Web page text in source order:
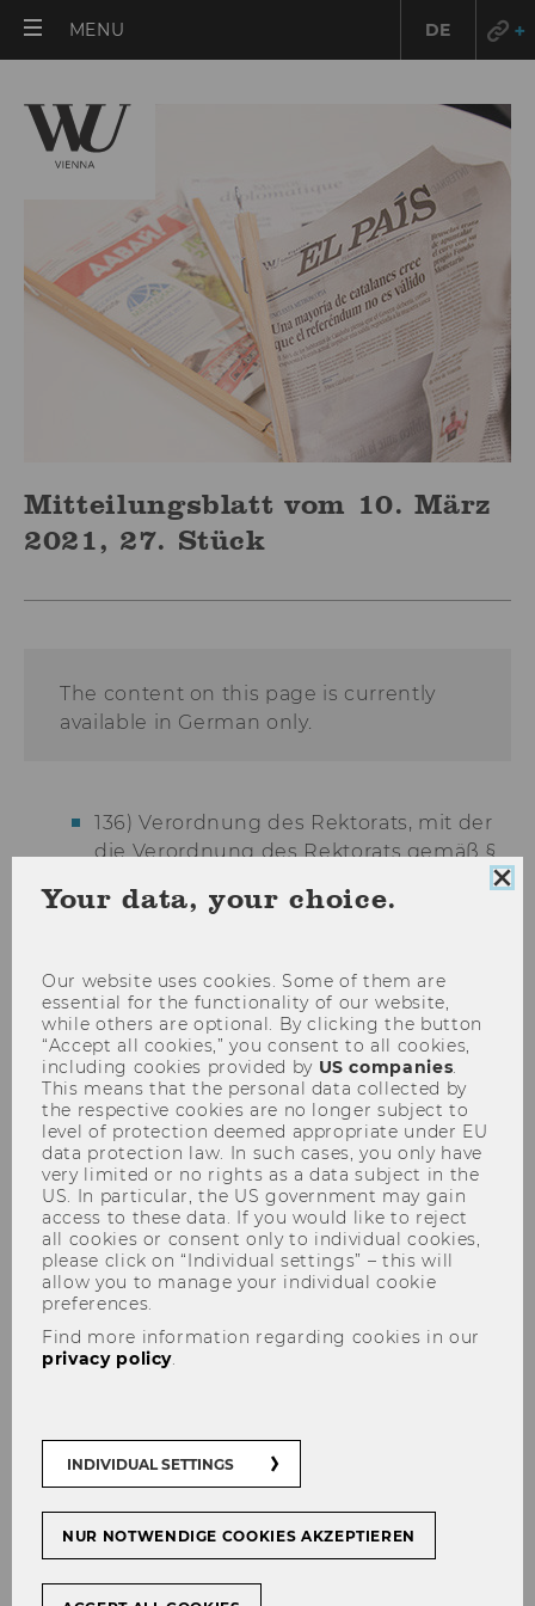
MENU DE
Mitteilungsblatt vom 10. März
2021, 27. Stück
The content on this page is currently
available in German only.
136) Verordnung des Rektorats, mit der
die Verordnung des Rektorats gemäß §
die Festsetzung von
137) Ausschreibung von Stellen für
wissenschaftliches Personal
138) Ausschreibung von Stellen für
allgemeines Personal
139) Ausschreibung von Stellen für
allgemeines Personal im Rahmen der
Initiative zur Inklusion von
Arbeitnehmer/inne/n mit Behinderung
136) Ver­ord­nung des Rek­to­
rats, mit der die Ver­ord­nung
des Rek­to­rats gemäß § 56 Abs
die Fest­set­zung von Lehr­
gangs­bei­trä­gen für Uni­ver­si­
täts­lehr­gän­ge ge­än­dert wird
ge­set­zes 2002, BGBl. I Nr. 120/2002, zu­letzt ge­
Your data, your choice.
Our website uses cookies. Some of them are
essential for the functionality of our website,
while others are optional. By clicking the button
“Accept all cookies,” you consent to all cookies,
including cookies provided by US companies.
This means that the personal data collected by
the respective cookies are no longer subject to
level of protection deemed appropriate under EU
data protection law. In such cases, you only have
very limited or no rights as a data subject in the
US. In particular, the US government may gain
access to these data. If you would like to reject
all cookies or consent only to individual cookies,
please click on “Individual settings” – this will
allow you to manage your individual cookie
preferences.
Find more information regarding cookies in our
privacy policy.
INDIVIDUAL SETTINGS
NUR NOTWENDIGE COOKIES AKZEPTIEREN